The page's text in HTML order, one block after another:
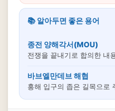
📚 알아두면 좋은 용어
종전 양해각서(MOU)
전쟁을 끝내기로 합의한 내
바브엘만데브 해협
홍해 입구의 좁은 길목으로